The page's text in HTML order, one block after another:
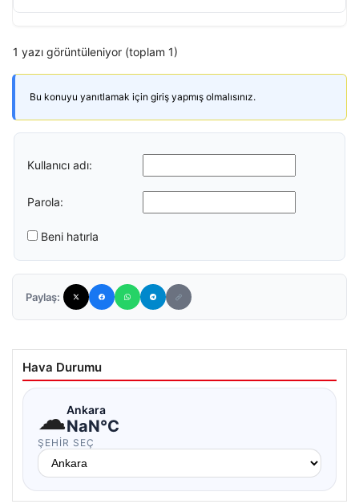
1 yazı görüntüleniyor (toplam 1)
Bu konuyu yanıtlamak için giriş yapmış olmalısınız.
Kullanıcı adı:
Parola:
Beni hatırla
Paylaş:
Hava Durumu
☁Ankara
NaN°C
ŞEHIR SEÇ